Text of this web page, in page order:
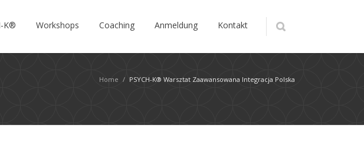
K® Workshops Coaching Anmeldung Kontakt
Home / PSYCH-K®️ Warsztat Zaawansowana Integracja Polska